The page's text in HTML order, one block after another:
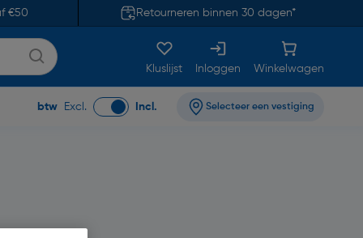
€50 Retourneren binnen 30 dagen*
Kluslijst Inloggen Winkelwagen
btw Excl. Incl. Selecteer een vestiging